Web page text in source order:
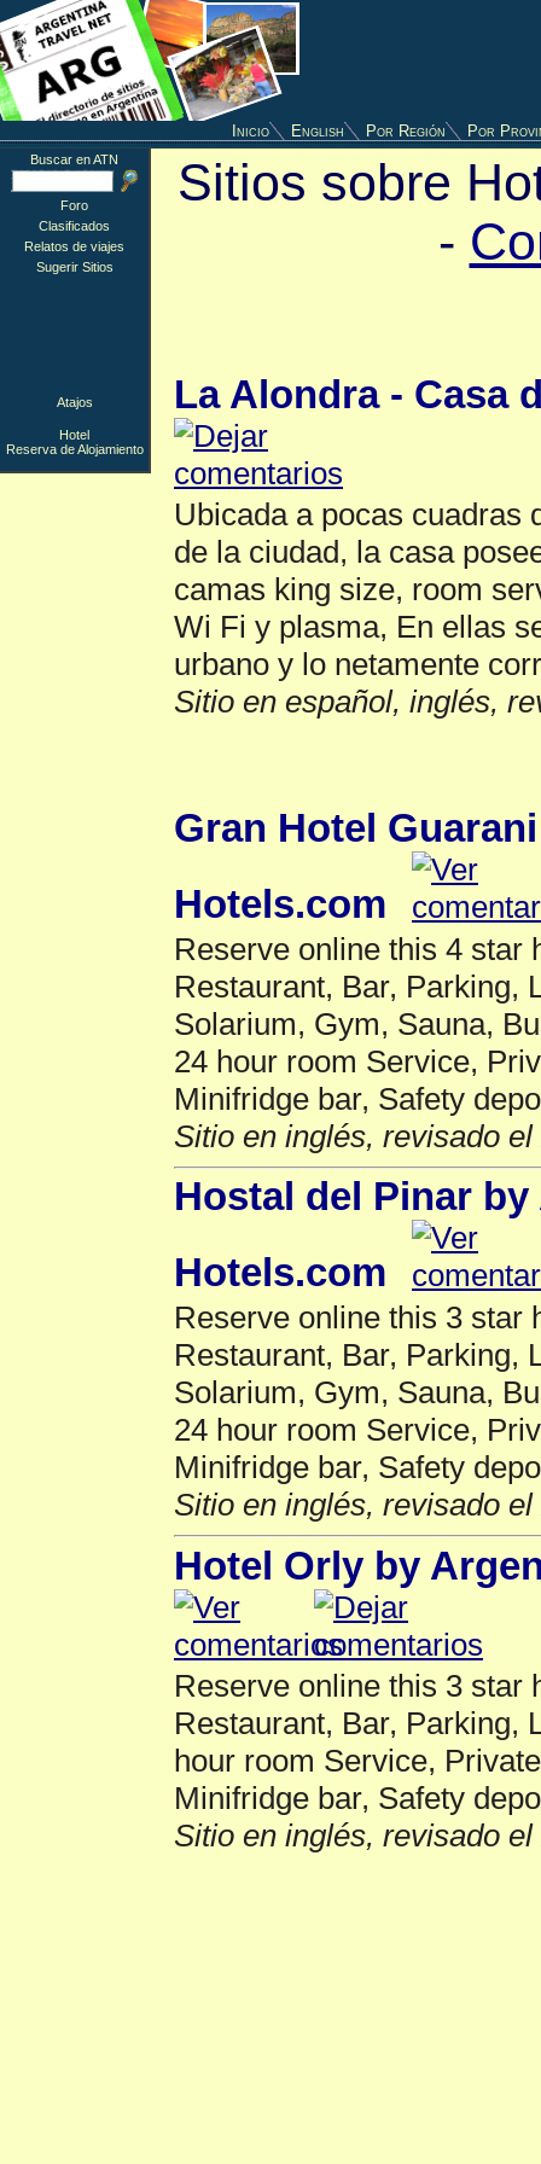
Inicio English Por Región Por
Sitios sobre
-
La Alondra - Casa
Ubicada a pocas cuadras
de la ciudad, la casa
camas king size, room
Wi Fi y plasma, En ellas
urbano y lo netamente
Sitio en español, inglés,
Gran Hotel
Hotels.com
Reserve online this 4 star
Restaurant, Bar, Parking,
Solarium, Gym, Sauna,
24 hour room Service,
Minifridge bar, Safety
Sitio en inglés, revisado el
Hostal del Pinar
Hotels.com
Reserve online this 3 star
Restaurant, Bar, Parking,
Solarium, Gym, Sauna,
24 hour room Service,
Minifridge bar, Safety
Sitio en inglés, revisado el
Hotel Orly by
Reserve online this 3 star
Restaurant, Bar, Parking,
hour room Service,
Minifridge bar, Safety
Sitio en inglés, revisado el
Buscar en ATN
Foro
Clasificados
Relatos de viajes
Sugerir Sitios
Atajos
Hotel
Reserva de Alojamiento